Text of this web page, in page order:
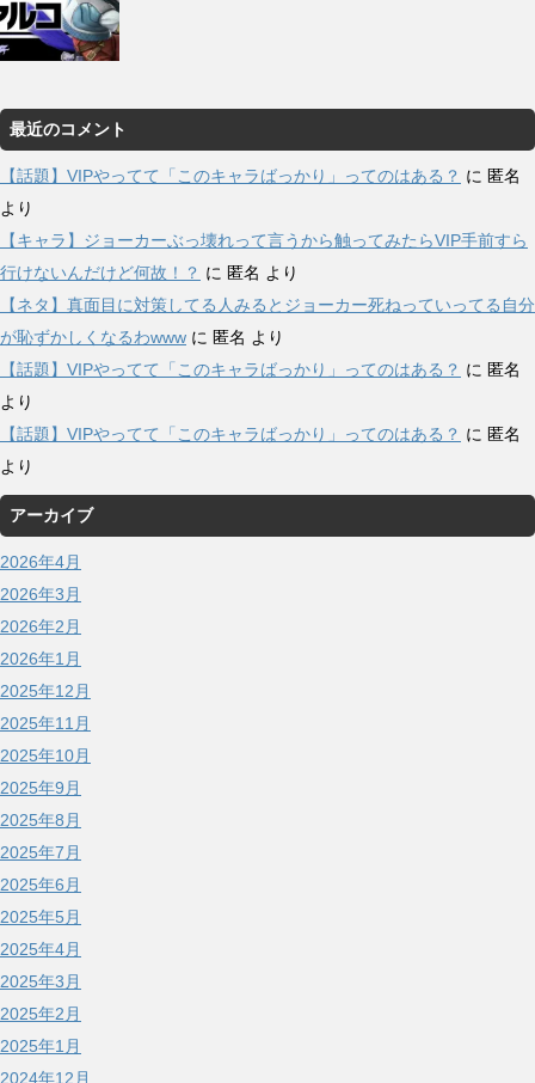
最近のコメント
【話題】VIPやってて「このキャラばっかり」ってのはある？ に 匿名
より
【キャラ】ジョーカーぶっ壊れって言うから触ってみたらVIP手前すら
行けないんだけど何故！？ に 匿名 より
【ネタ】真面目に対策してる人みるとジョーカー死ねっていってる自分
が恥ずかしくなるわwww に 匿名 より
【話題】VIPやってて「このキャラばっかり」ってのはある？ に 匿名
より
【話題】VIPやってて「このキャラばっかり」ってのはある？ に 匿名
より
アーカイブ
2026年4月
2026年3月
2026年2月
2026年1月
2025年12月
2025年11月
2025年10月
2025年9月
2025年8月
2025年7月
2025年6月
2025年5月
2025年4月
2025年3月
2025年2月
2025年1月
2024年12月